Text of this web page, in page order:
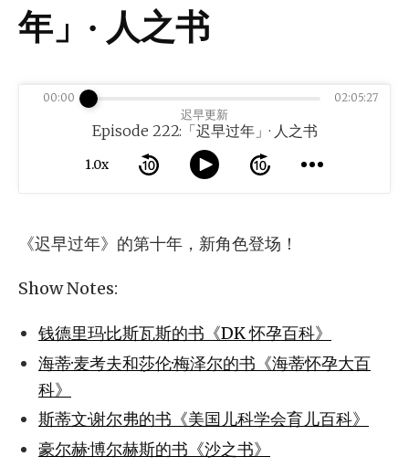
年」· 人之书
迟早更新
Episode 222:「迟早过年」· 人之书
1.0x
00:00 02:05:27
《迟早过年》的第十年，新角色登场！
Show Notes:
钱德里玛·比斯瓦斯的书《DK 怀孕百科》
海蒂·麦考夫和莎伦·梅泽尔的书《海蒂怀孕大百
科》
斯蒂文·谢尔弗的书《美国儿科学会育儿百科》
豪尔赫·博尔赫斯的书《沙之书》